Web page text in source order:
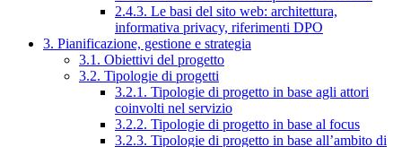
2.4.3. Le basi del sito web: architettura,
informativa privacy, riferimenti DPO
3. Pianificazione, gestione e strategia
3.1. Obiettivi del progetto
3.2. Tipologie di progetti
3.2.1. Tipologie di progetto in base agli attori
coinvolti nel servizio
3.2.2. Tipologie di progetto in base al focus
3.2.3. Tipologie di progetto in base all’ambito di